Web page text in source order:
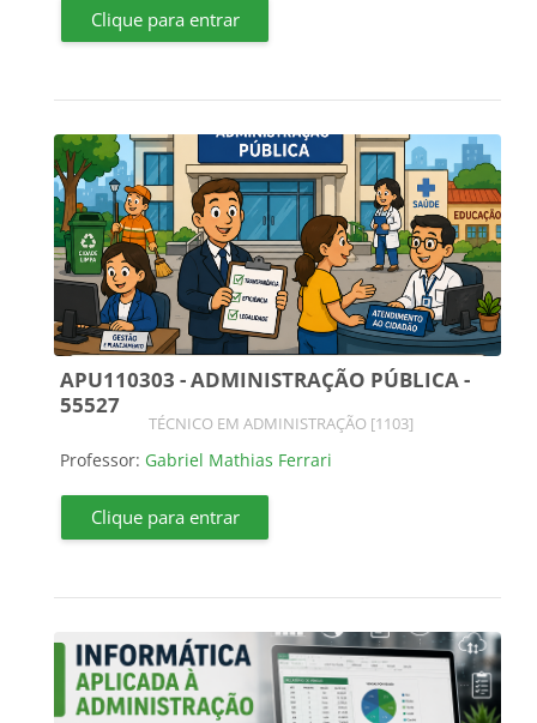
Clique para entrar
APU110303 - ADMINISTRAÇÃO PÚBLICA -
55527
Categoria do curso
TÉCNICO EM ADMINISTRAÇÃO [1103]
Professor: Gabriel Mathias Ferrari
Clique para entrar